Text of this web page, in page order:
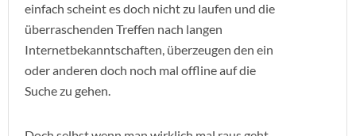
einfach scheint es doch nicht zu laufen und die
überraschenden Treffen nach langen
Internetbekanntschaften, überzeugen den ein
oder anderen doch noch mal offline auf die
Suche zu gehen.